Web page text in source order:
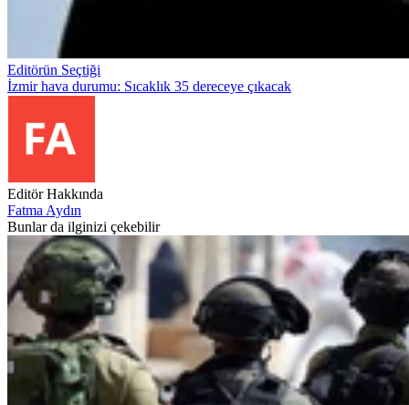
Editörün Seçtiği
İzmir hava durumu: Sıcaklık 35 dereceye çıkacak
Editör Hakkında
Fatma Aydın
Bunlar da ilginizi çekebilir